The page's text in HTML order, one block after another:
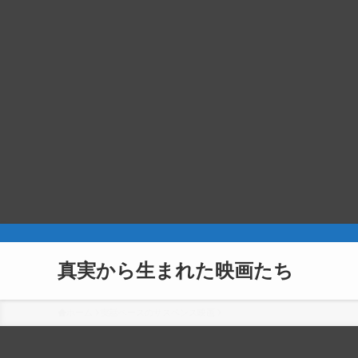
真実から生まれた映画たち